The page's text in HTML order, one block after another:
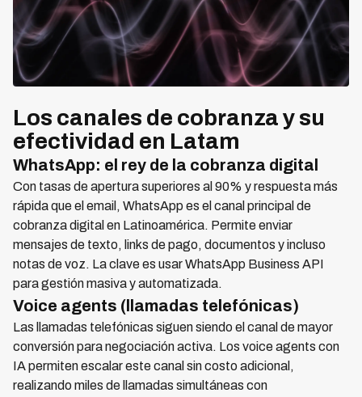
Los canales de cobranza y su
efectividad en Latam
WhatsApp: el rey de la cobranza digital
Con tasas de apertura superiores al 90% y respuesta más
rápida que el email, WhatsApp es el canal principal de
cobranza digital en Latinoamérica. Permite enviar
mensajes de texto, links de pago, documentos y incluso
notas de voz. La clave es usar WhatsApp Business API
para gestión masiva y automatizada.
Voice agents (llamadas telefónicas)
Las llamadas telefónicas siguen siendo el canal de mayor
conversión para negociación activa. Los voice agents con
IA permiten escalar este canal sin costo adicional,
realizando miles de llamadas simultáneas con